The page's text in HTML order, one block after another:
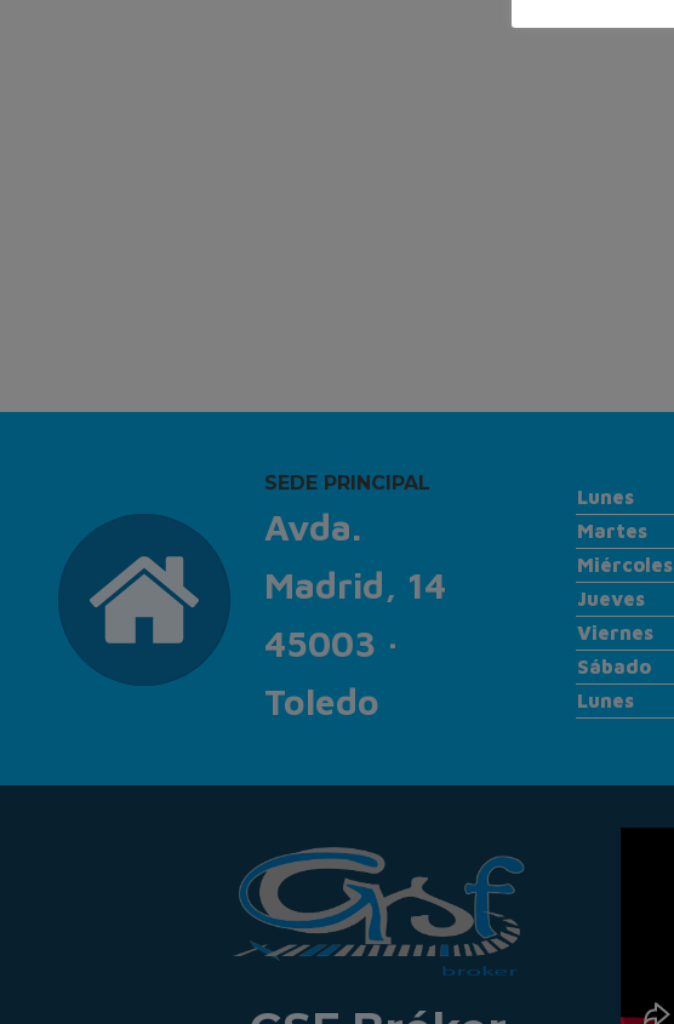
SEDE PRINCIPAL
Avda.
Madrid, 14
45003 ·
Toledo
Lunes
Martes
Miércoles
Jueves
Viernes
Sábado
Lunes